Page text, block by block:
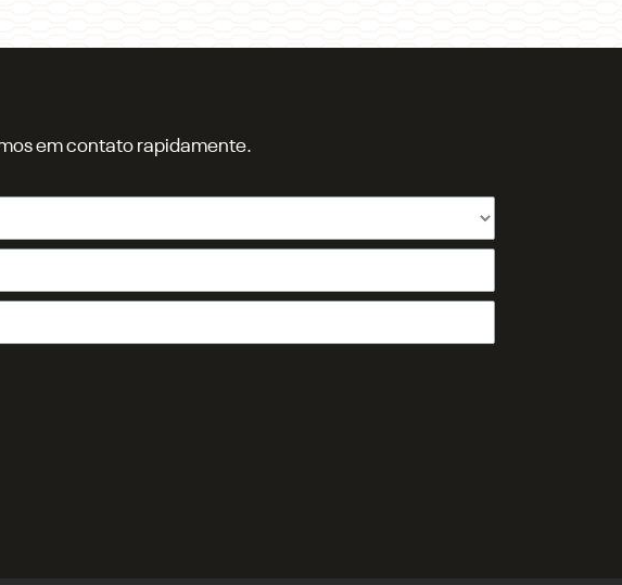
em contato rapidamente.